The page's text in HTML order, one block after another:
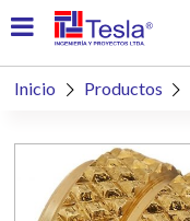
Inicio  Productos 